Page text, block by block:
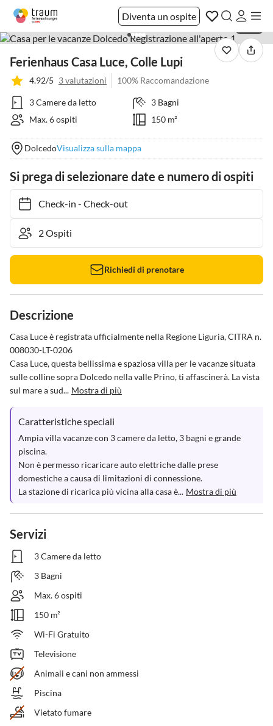
Diventa un ospite
Ferienhaus Casa Luce, Colle Lupi
4.92/5 3 valutazioni 100% Raccomandazione
3 Camere da letto
3 Bagni
Max. 6 ospiti
150 m²
DolcedoVisualizza sulla mappa
Si prega di selezionare date e numero di ospiti
Check-in- Check-out
Richiedi di prenotare
Descrizione
Casa Luce è registrata ufficialmente nella Regione Liguria, CITRA n.
008030-LT-0206
Casa Luce, questa bellissima e spaziosa villa per le vacanze situata
sulle colline sopra Dolcedo nella valle Prino, ti affascinerà. La vista
sul mare a sud... Mostra di più
Caratteristiche speciali
Ampia villa vacanze con 3 camere da letto, 3 bagni e grande
piscina.
Non è permesso ricaricare auto elettriche dalle prese
domestiche a causa di limitazioni di connessione.
La stazione di ricarica più vicina alla casa è... Mostra di più
Servizi
3 Camere da letto
3 Bagni
Max. 6 ospiti
150 m²
Wi-Fi Gratuito
Televisione
Animali e cani non ammessi
Piscina
Vietato fumare